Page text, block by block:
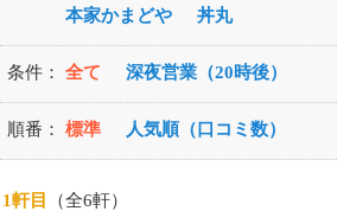
本家かまどや
丼丸
条件： 全て 深夜営業（20時後）
順番： 標準 人気順（口コミ数）
1軒目 （全6軒）